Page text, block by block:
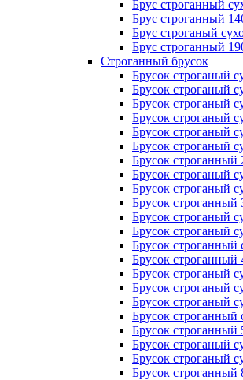
Брус строганный
Брус строганный
Брус строганый
Брус строганный
Строганный брусок
Брусок строганый
Брусок строганый
Брусок строганый
Брусок строганый
Брусок строганый
Брусок строганый
Брусок строганный
Брусок строганый
Брусок строганый
Брусок строганный
Брусок строганый
Брусок строганый
Брусок строганный
Брусок строганный
Брусок строганый
Брусок строганый
Брусок строганый
Брусок строганный
Брусок строганный
Брусок строганый
Брусок строганый
Брусок строганный